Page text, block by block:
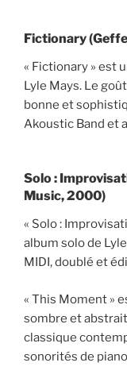
Fictionary
« Fictionary » est
Lyle Mays. Le
bonne et
Akoustic Band et
Solo :
Music, 2000)
« Solo :
album solo de
MIDI, doublé et
« This Moment »
sombre et
classique
sonorités de